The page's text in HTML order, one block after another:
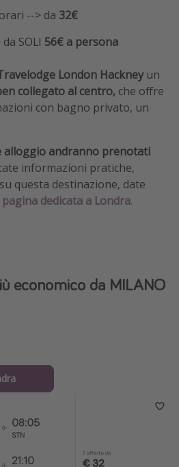
--> da 32€
SOLI 56€ a persona
London Hackneyun
collegato al centro, che offre
con bagno privato, un
alloggio andranno prenotati
informazioni pratiche,
questa destinazione, date
dedicata a Londra.
economico da MILANO